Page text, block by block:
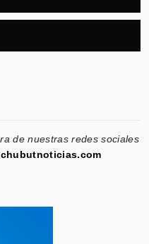
de nuestras redes sociales